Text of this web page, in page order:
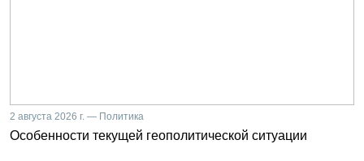
2 августа 2026 г. — Политика
Особенности текущей геополитической ситуации